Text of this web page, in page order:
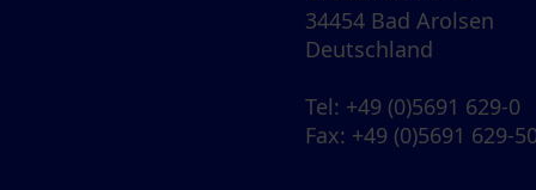
34454 Bad Arolsen
Deutschland
Tel: +49 (0)5691 629-0
Fax: +49 (0)5691 629-